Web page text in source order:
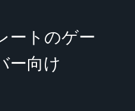
ートのゲー
ー向け